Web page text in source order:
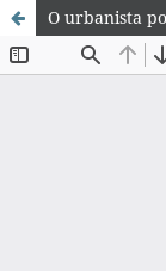
O urbanista